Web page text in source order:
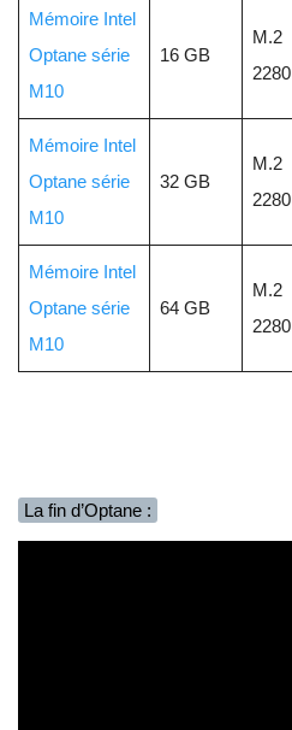
Mémoire Intel
Optane série
M10
16 GB
M.2
2280
Mémoire Intel
Optane série
M10
32 GB
M.2
2280
Mémoire Intel
Optane série
M10
64 GB
M.2
2280
La fin d’Optane :